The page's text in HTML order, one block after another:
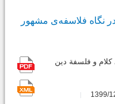
نگاه فلاسفه‌ی مشهور
و فلسفة دین